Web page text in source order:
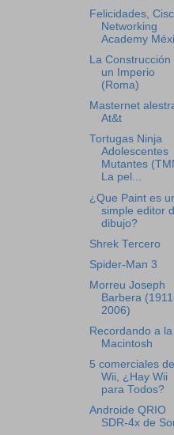
Felicidades,
Networking
Academy
La Construcción
un Imperio
(Roma)
Masternet
At&t
Tortugas Ninja
Adolescentes
Mutantes
La pel...
¿Que Paint es
simple editor
dibujo?
Shrek Tercero
Spider-Man 3
Morreu Joseph
Barbera
2006)
Recordando a la
Macintosh
5 comerciales
Wii, ¿Hay Wii
para Todos?
Androide QRIO
SDR-4x de